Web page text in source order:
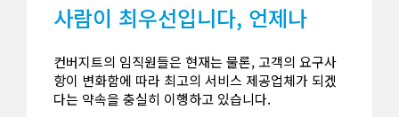
사람이 최우선입니다, 언제나
컨버지트의 임직원들은 현재는 물론, 고객의 요구사
항이 변화함에 따라 최고의 서비스 제공업체가 되겠
다는 약속을 충실히 이행하고 있습니다.